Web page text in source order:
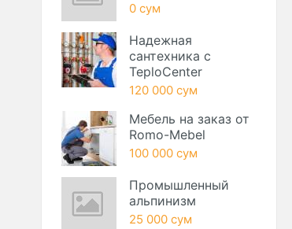
0 сум
Надежная
сантехника с
TeploCenter
120 000 сум
Мебель на заказ от
Romo-Mebel
100 000 сум
Промышленный
альпинизм
25 000 сум